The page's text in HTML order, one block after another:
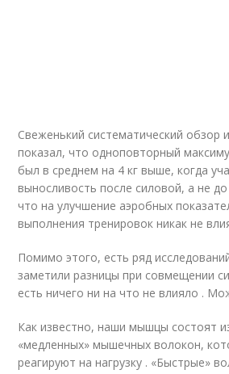
Свеженький систематический обзор
показал, что одноповторный
был в среднем на 4 кг выше, когда
выносливость после силовой, а не
что на улучшение аэробных
выполнения тренировок никак не
Помимо этого, есть ряд
заметили разницы при совмещении
есть ничего ни на что не влияло .
Как известно, наши мышцы состоят
«медленных» мышечных волокон,
реагируют на нагрузку . «Быстрые»